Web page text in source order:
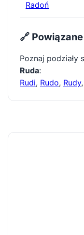
Radoń
🔗 Powiązane
Poznaj podziały
Ruda:
Rudi, Rudo, Rudy,